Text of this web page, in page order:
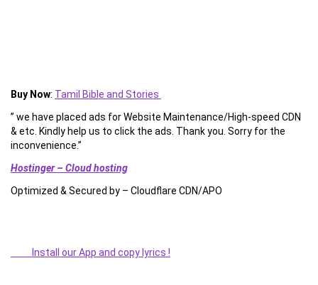
Buy Now: Tamil Bible and Stories
” we have placed ads for Website Maintenance/High-speed CDN
& etc. Kindly help us to click the ads. Thank you. Sorry for the
inconvenience.”
Hostinger – Cloud hosting
Optimized & Secured by – Cloudflare CDN/APO
Install our App and copy lyrics !